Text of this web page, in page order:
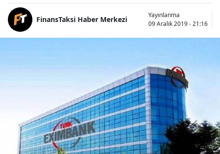
FinansTaksi Haber Merkezi
Yayınlanma
09 Aralık 2019 - 21:16